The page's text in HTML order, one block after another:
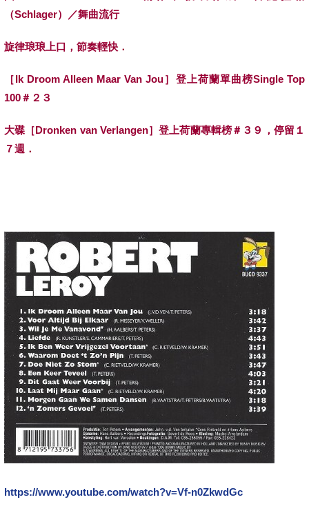
（Schlager）／舞曲流行
旋律琅琅上口，節奏輕快．
［Ik Droom Alleen Maar Van Jou］登上荷蘭單曲榜Single Top
100＃２３
大碟［Dronken van Verlangen］登上荷蘭專輯榜＃３９，停留１
７週．
https://www.youtube.com/watch?v=Vf-n0ZkwdGc